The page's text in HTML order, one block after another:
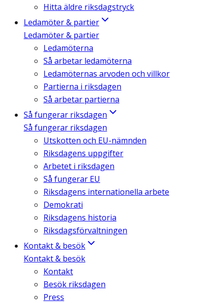
Hitta äldre riksdagstryck
Ledamöter & partier
Ledamöter & partier
Ledamöterna
Så arbetar ledamöterna
Ledamöternas arvoden och villkor
Partierna i riksdagen
Så arbetar partierna
Så fungerar riksdagen
Så fungerar riksdagen
Utskotten och EU-nämnden
Riksdagens uppgifter
Arbetet i riksdagen
Så fungerar EU
Riksdagens internationella arbete
Demokrati
Riksdagens historia
Riksdagsförvaltningen
Kontakt & besök
Kontakt & besök
Kontakt
Besök riksdagen
Press